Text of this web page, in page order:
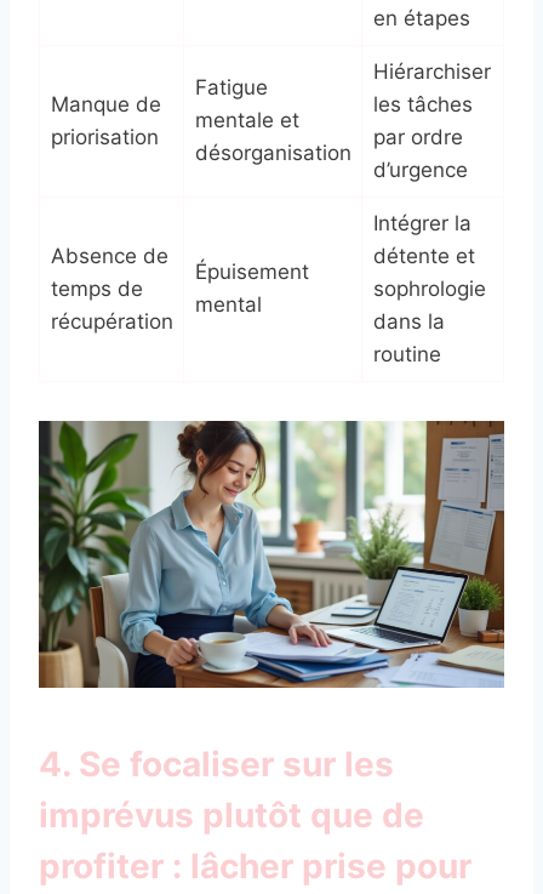
en étapes
Manque de
priorisation
Fatigue
mentale et
désorganisation
Hiérarchiser
les tâches
par ordre
d’urgence
Absence de
temps de
récupération
Épuisement
mental
Intégrer la
détente et
sophrologie
dans la
routine
4. Se focaliser sur les
imprévus plutôt que de
profiter : lâcher prise pour